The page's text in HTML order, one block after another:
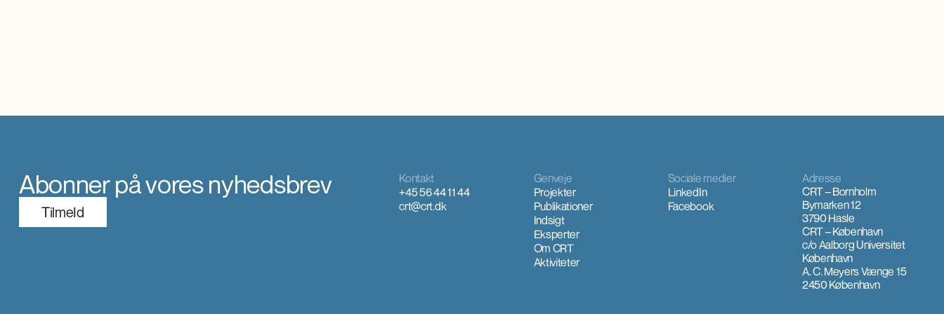
Abonner på vores nyhedsbrev
TilmeId
Kontakt
+45 56 44 11 44
crt@crt.dk
Genveje
Projekter
Publikationer
Indsigt
Eksperter
Om CRT
Aktiviteter
Sociale medier
LinkedIn
Facebook
Adresse
CRT – Bornholm
Bymarken 12
3790 Hasle
CRT – København
c/o Aalborg Universitet
København
A. C. Meyers Vænge 15
2450 København